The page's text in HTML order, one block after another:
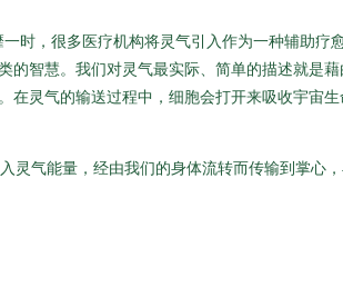
时，很多医疗机构将灵气引入作为一种辅助疗
智慧。我们对灵气最实际、简单的描述就是
灵气的输送过程中，细胞会打开来吸收宇宙
灵气能量，经由我们的身体流转而传输到掌心